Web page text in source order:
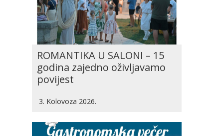
ROMANTIKA U SALONI – 15
godina zajedno oživljavamo
povijest
3. Kolovoza 2026.